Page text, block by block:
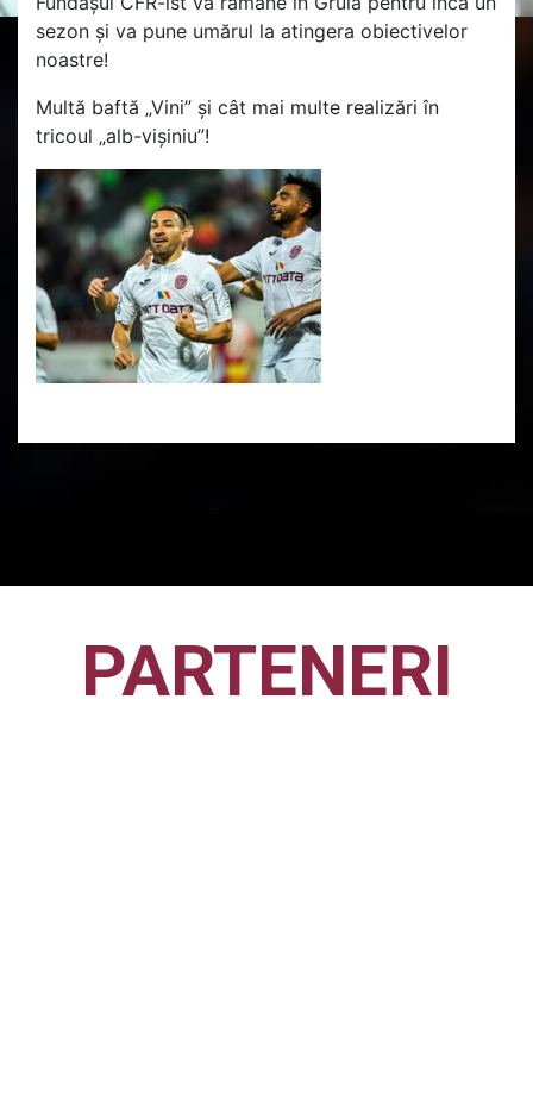
sezon și va pune umărul la atingera obiectivelor
noastre!
Multă baftă „Vini” și cât mai multe realizări în
tricoul „alb-vișiniu”!
PARTENERI